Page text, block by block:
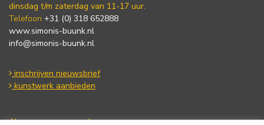
dinsdag t/m zaterdag van 11-17 uur.
Telefoon +31 (0) 318 652888
www.simonis-buunk.nl
info@simonis-buunk.nl
inschrijven nieuwsbrief
kunstwerk aanbieden
Algemene voorwaarden